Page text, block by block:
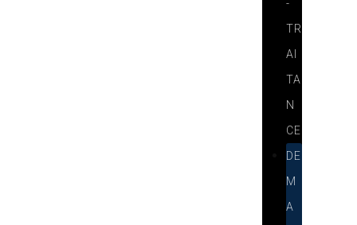
-
TR
AI
TA
N
CE
DE
M
A